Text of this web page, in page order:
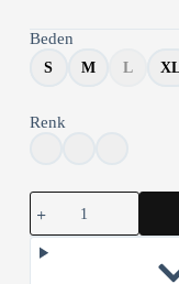
Beden
S M L
Renk
Boca
Juniors
Kapşonlu
Sweatshirt